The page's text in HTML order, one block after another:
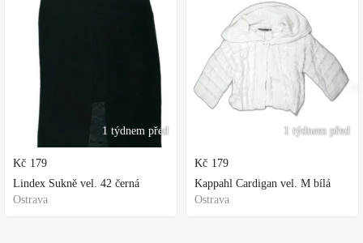
1 týdnem před
Kč 179
Lindex Sukně vel. 42 černá
Ostrava
1 týdnem před
Kč 179
Kappahl Cardigan vel. M bílá
Ostrava